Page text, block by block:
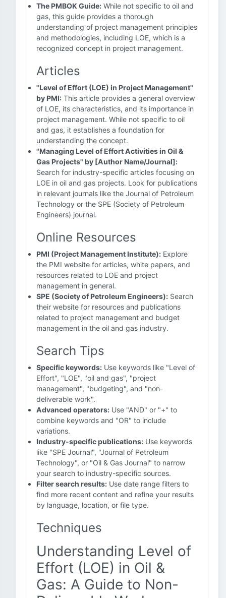
The PMBOK Guide: While not specific to oil and
gas, this guide provides a thorough
understanding of project management principles
and methodologies, including LOE, which is a
recognized concept in project management.
Articles
"Level of Effort (LOE) in Project Management"
by PMI: This article provides a general overview
of LOE, its characteristics, and its importance in
project management. While not specific to oil
and gas, it establishes a foundation for
understanding the concept.
"Managing Level of Effort Activities in Oil &
Gas Projects" by [Author Name/Journal]:
Search for industry-specific articles focusing on
LOE in oil and gas projects. Look for publications
in relevant journals like the Journal of Petroleum
Technology or the SPE (Society of Petroleum
Engineers) journal.
Online Resources
PMI (Project Management Institute): Explore
the PMI website for articles, white papers, and
resources related to LOE and project
management in general.
SPE (Society of Petroleum Engineers): Search
their website for resources and publications
related to project management and budget
management in the oil and gas industry.
Search Tips
Specific keywords: Use keywords like "Level of
Effort", "LOE", "oil and gas", "project
management", "budgeting", and "non-
deliverable work".
Advanced operators: Use "AND" or "+" to
combine keywords and "OR" to include
variations.
Industry-specific publications: Use keywords
like "SPE Journal", "Journal of Petroleum
Technology", or "Oil & Gas Journal" to narrow
your search to industry-specific sources.
Filter search results: Use date range filters to
find more recent content and refine your results
by language, location, or file type.
Techniques
Understanding Level of
Effort (LOE) in Oil &
Gas: A Guide to Non-